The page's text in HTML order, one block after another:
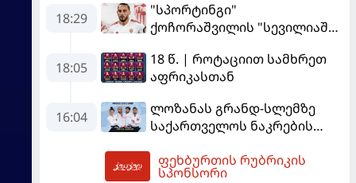
18:29
"სპორტინგი"
ქოჩორაშვილის "სევილიაში"
ხდება ტრანსფერთან
დაკავშირებით?
18:05
18 წ. | როტაციით სამხრეთ
აფრიკასთან
16:04
ლოზანას გრანდ-სლემზე
საქართველოს ნაკრების
ფეხბურთის რუბრიკის
სპონსორი